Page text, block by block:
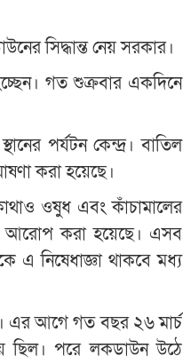
সিদ্ধান্ত নেয় সরকার।
গত শুক্রবার একদিনে
পর্যটন কেন্দ্র। বাতিল
করা হয়েছে।
ওষুধ এবং কাঁচামালের
আরোপ করা হয়েছে। এসব
এ নিষেধাজ্ঞা থাকবে মধ্য
এর আগে গত বছর ২৬ মার্চ
ছিল। পরে লকডাউন উঠে